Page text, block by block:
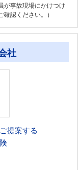
が事故現場にかけつけ
認ください。）
社
提案する